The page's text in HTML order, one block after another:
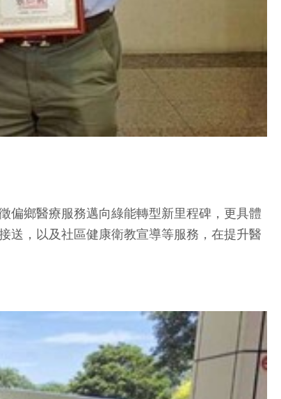
偏鄉醫療服務邁向綠能轉型新里程碑，更具體
送，以及社區健康衛教宣導等服務，在提升醫